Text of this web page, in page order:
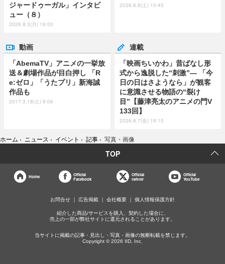
ジャードゥーガル」インタビ
ュー（８）
2026.8.3(月) 18:00
2026.8.8(土) 10:45
動画
「AbemaTV」アニメの一挙放
送＆劇場作品が目白押し 「R
e:ゼロ」「うたプリ」新海誠
作品も
2017.3.18(土) 9:06
連載
「映画ちいかわ」昔ばなし形
式から逸脱した“刺激”― 「今
日の日はさようなら」が観客
に意識させる物語の“裂け
目”【藤津亮太のアニメの門V
133回】
2026.8.7(金) 19:15
ホーム › ニュース › イベント › 記事 › 写真・画像
TOP
Home
Official
Facebook
Official
twitter
Official
YouTube
お問合せ 広告掲載 会社概要 個人情報保護方針
紹介した商品/サービスを購入、契約した場合に、
売上の一部が弊社サイトに還元されることがあります。
当サイトに掲載の記事・見出し・写真・画像の無断転載を禁じます。
Copyright © 2026 IID, Inc.